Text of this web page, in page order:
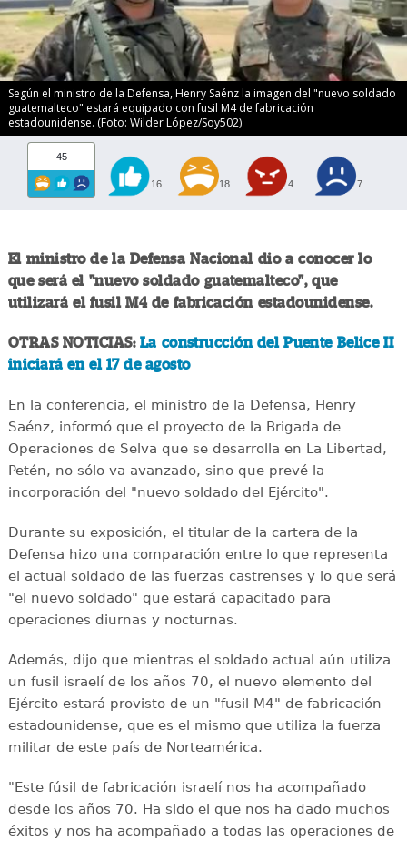
Según el ministro de la Defensa, Henry Saénz la imagen del "nuevo soldado
guatemalteco" estará equipado con fusil M4 de fabricación
estadounidense. (Foto: Wilder López/Soy502)
45
16 18 4 7
El ministro de la Defensa Nacional dio a conocer lo
que será el "nuevo soldado guatemalteco", que
utilizará el fusil M4 de fabricación estadounidense.
OTRAS NOTICIAS:La construcción del Puente Belice II
iniciará en el 17 de agosto
En la conferencia, el ministro de la Defensa, Henry
Saénz, informó que el proyecto de la Brigada de
Operaciones de Selva que se desarrolla en La Libertad,
Petén, no sólo va avanzado, sino que prevé la
incorporación del "nuevo soldado del Ejército".
Durante su exposición, el titular de la cartera de la
Defensa hizo una comparación entre lo que representa
el actual soldado de las fuerzas castrenses y lo que será
"el nuevo soldado" que estará capacitado para
operaciones diurnas y nocturnas.
Además, dijo que mientras el soldado actual aún utiliza
un fusil israelí de los años 70, el nuevo elemento del
Ejército estará provisto de un "fusil M4" de fabricación
estadounidense, que es el mismo que utiliza la fuerza
militar de este país de Norteamérica.
"Este fúsil de fabricación israelí nos ha acompañado
desde los años 70. Ha sido el que nos ha dado muchos
éxitos y nos ha acompañado a todas las operaciones de